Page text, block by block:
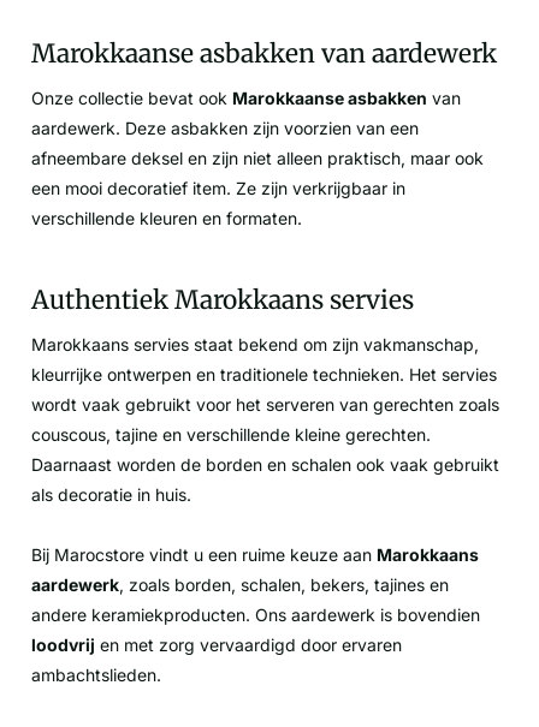
Marokkaanse asbakken van aardewerk
Onze collectie bevat ook Marokkaanse asbakken van
aardewerk. Deze asbakken zijn voorzien van een
afneembare deksel en zijn niet alleen praktisch, maar ook
een mooi decoratief item. Ze zijn verkrijgbaar in
verschillende kleuren en formaten.
Authentiek Marokkaans servies
Marokkaans servies staat bekend om zijn vakmanschap,
kleurrijke ontwerpen en traditionele technieken. Het servies
wordt vaak gebruikt voor het serveren van gerechten zoals
couscous, tajine en verschillende kleine gerechten.
Daarnaast worden de borden en schalen ook vaak gebruikt
als decoratie in huis.
Bij Marocstore vindt u een ruime keuze aan Marokkaans
aardewerk, zoals borden, schalen, bekers, tajines en
andere keramiekproducten. Ons aardewerk is bovendien
loodvrij en met zorg vervaardigd door ervaren
ambachtslieden.